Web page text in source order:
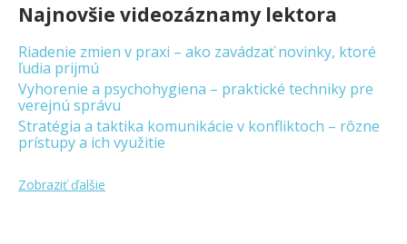
Najnovšie videozáznamy lektora
Riadenie zmien v praxi – ako zavádzať novinky, ktoré
ľudia prijmú
Vyhorenie a psychohygiena – praktické techniky pre
verejnú správu
Stratégia a taktika komunikácie v konfliktoch – rôzne
prístupy a ich využitie
Zobraziť ďalšie